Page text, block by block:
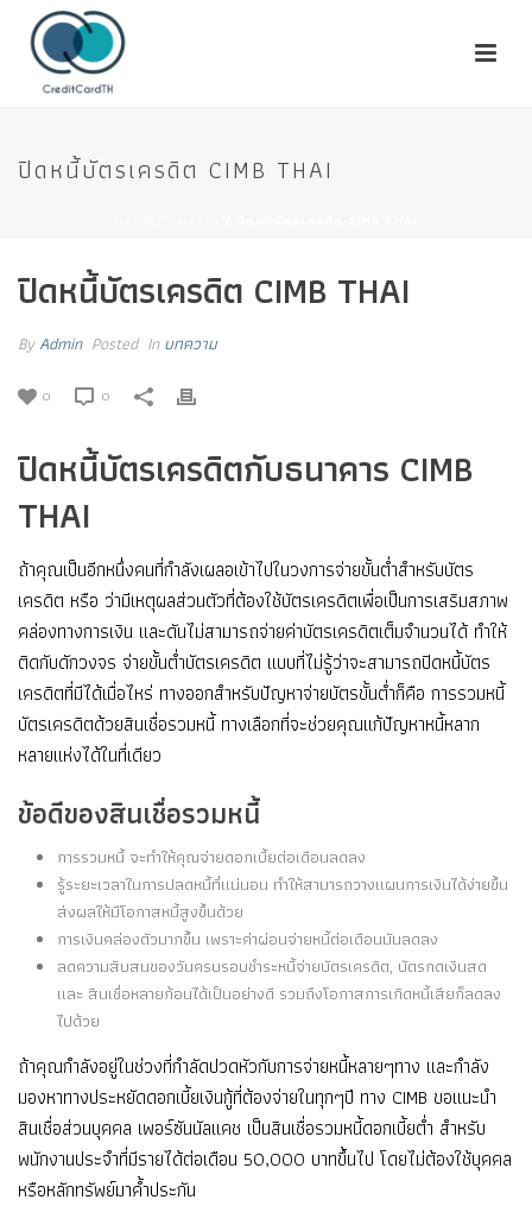
ปิดหนี้บัตรเครดิต CIMB THAI
ปิดหนี้บัตรเครดิต CIMB THAI
ByAdmin Posted Inบทความ
0 0
ปิดหนี้บัตรเครดิตกับธนาคาร CIMB
THAI
ถ้าคุณเป็นอีกหนึ่งคนที่กำลังเผลอเข้าไปในวงการจ่ายขั้นต่ำสำหรับบัตร
เครดิต หรือ ว่ามีเหตุผลส่วนตัวที่ต้องใช้บัตรเครดิตเพื่อเป็นการเสริมสภาพ
คล่องทางการเงิน และดันไม่สามารถจ่ายค่าบัตรเครดิตเต็มจำนวนได้ ทำให้
ติดกับดักวงจร จ่ายขั้นต่ำบัตรเครดิต แบบที่ไม่รู้ว่าจะสามารถปิดหนี้บัตร
เครดิตที่มีได้เมื่อไหร่ ทางออกสำหรับปัญหาจ่ายบัตรขั้นต่ำก็คือ การรวมหนี้
บัตรเครดิตด้วยสินเชื่อรวมหนี้ ทางเลือกที่จะช่วยคุณแก้ปัญหาหนี้หลาก
หลายแห่งได้ในที่เดียว
ข้อดีของสินเชื่อรวมหนี้
การรวมหนี้ จะทำให้คุณจ่ายดอกเบี้ยต่อเดือนลดลง
รู้ระยะเวลาในการปลดหนี้ที่แน่นอน ทำให้สามารถวางแผนการเงินได้ง่ายขึ้น
ส่งผลให้มีโอกาสหนี้สูงขึ้นด้วย
การเงินคล่องตัวมากขึ้น เพราะค่าผ่อนจ่ายหนี้ต่อเดือนมันลดลง
ลดความสับสนของวันครบรอบชำระหนี้จ่ายบัตรเครดิต, บัตรกดเงินสด
และ สินเชื่อหลายก้อนได้เป็นอย่างดี รวมถึงโอกาสการเกิดหนี้เสียก็ลดลง
ไปด้วย
ถ้าคุณกำลังอยู่ในช่วงที่กำลัดปวดหัวกับการจ่ายหนี้หลายๆทาง และกำลัง
มองหาทางประหยัดดอกเบี้ยเงินกู้ที่ต้องจ่ายในทุกๆปี ทาง CIMB ขอแนะนำ
สินเชื่อส่วนบุคคล เพอร์ซันนัลแคช เป็นสินเชื่อรวมหนี้ดอกเบี้ยต่ำ สำหรับ
พนักงานประจำที่มีรายได้ต่อเดือน 50,000 บาทขึ้นไป โดยไม่ต้องใช้บุคคล
หรือหลักทรัพย์มาค้ำประกัน